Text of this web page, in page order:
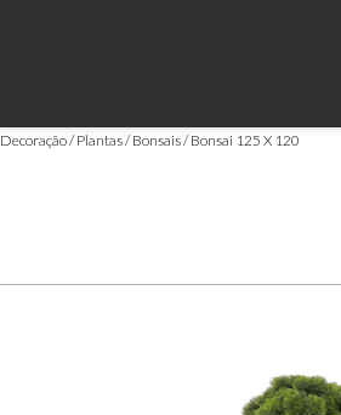
Decoração Plantas / Bonsais Bonsai 125 X 120